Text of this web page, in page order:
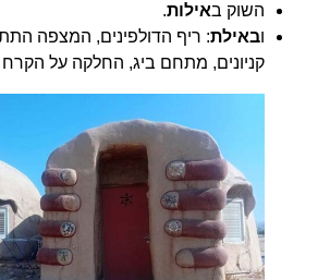
השוק באילות.
באילת: ריף הדולפינים, המצפה התת-
קניונים, מתחם ביג, החלקה על הקרח